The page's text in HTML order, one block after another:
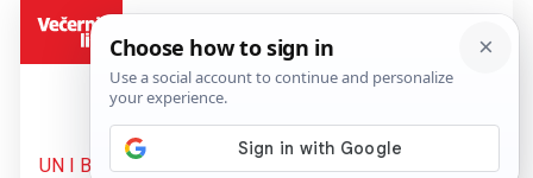
UN I BIH U ZAJEDNIČKOM PROJEKTU